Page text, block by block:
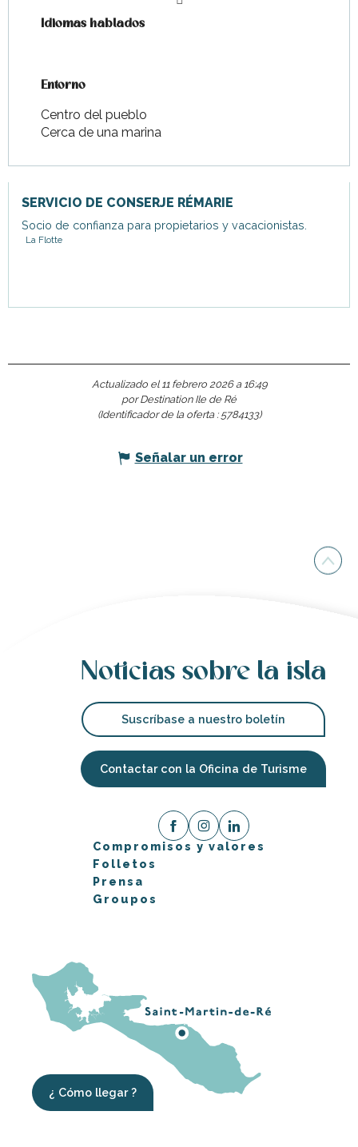
Idiomas hablados
Idiomas hablados
Entorno
Entorno
Centro del pueblo
Cerca de una marina
SERVICIO DE CONSERJE RÉMARIE
Socio de confianza para propietarios y vacacionistas.
La Flotte
Actualizado el 11 febrero 2026 a 16:49
por Destination Ile de Ré
(Identificador de la oferta : 5784133)
Señalar un error
Noticias sobre la isla
Suscríbase a nuestro boletín
Contactar con la Oficina de Turisme
Compromisos y valores
Folletos
Prensa
Groupos
¿ Cómo llegar ?